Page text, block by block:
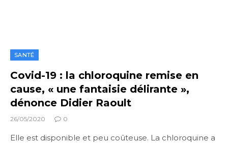
SANTÉ
Covid-19 : la chloroquine remise en
cause, « une fantaisie délirante »,
dénonce Didier Raoult
26/05/2020 0
Elle est disponible et peu coûteuse. La chloroquine a